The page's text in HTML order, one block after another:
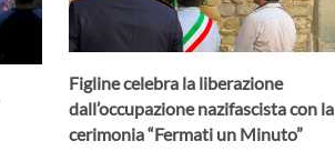
Figline celebra la liberazione
dall’occupazione nazifascista con la
cerimonia “Fermati un Minuto”